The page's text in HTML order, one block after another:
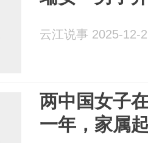
云江说事 2025-12-
两中国女子
一年，家属